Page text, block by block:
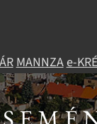
MANNZAe-